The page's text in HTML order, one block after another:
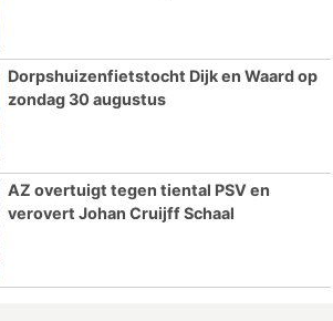
Dorpshuizenfietstocht Dijk en Waard op
zondag 30 augustus
AZ overtuigt tegen tiental PSV en
verovert Johan Cruijff Schaal